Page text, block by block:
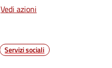
Vedi azioni
Servizi sociali